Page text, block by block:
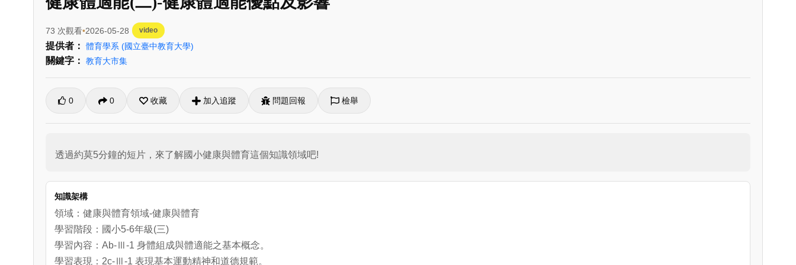
73 次觀看 2026-05-28 video
提供者： 體育學系 (國立臺中教育大學)
關鍵字： 教育大市集
0 0 收藏 加入追蹤 問題回報 檢舉
透過約莫5分鐘的短片，來了解國小健康與體育這個知識領域吧!
知識架構
領域：健康與體育領域-健康與體育
學習階段：國小5-6年級(三)
學習內容：Ab-Ⅲ-1 身體組成與體適能之基本概念。
學習表現：2c-Ⅲ-1 表現基本運動精神和道德規範。